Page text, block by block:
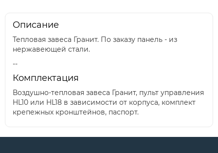
Описание
Тепловая завеса Гранит. По заказу панель - из
нержавеющей стали.
--
Комплектация
Воздушно-тепловая завеса Гранит, пульт управления
HL10 или HL18 в зависимости от корпуса, комплект
крепежных кронштейнов, паспорт.